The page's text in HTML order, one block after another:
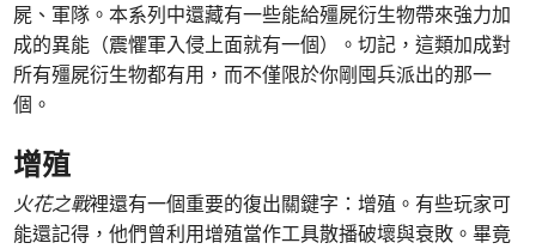
屍、軍隊。本系列中還藏有一些能給殭屍衍生物帶來強力加
成的異能（震懼軍入侵上面就有一個）。切記，這類加成對
所有殭屍衍生物都有用，而不僅限於你剛囤兵派出的那一
個。
增殖
火花之戰裡還有一個重要的復出關鍵字：增殖。有些玩家可
能還記得，他們曾利用增殖當作工具散播破壞與衰敗。畢竟